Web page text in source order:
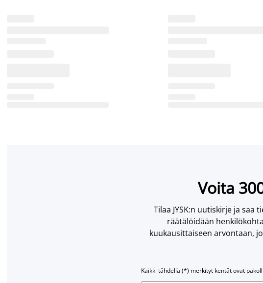
Voita
Tilaa JYSK:n uutiskirje ja
räätälöidään
kuukausittaiseen arvontaan,
Kaikki tähdellä (*) merkityt kentät ovat